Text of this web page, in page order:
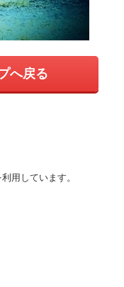
へ戻る
用しています。